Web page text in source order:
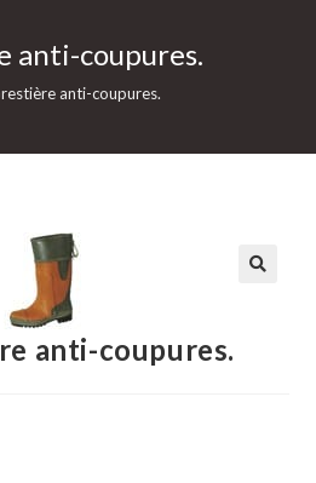
anti-coupures.
anti-coupures.
anti-coupures.